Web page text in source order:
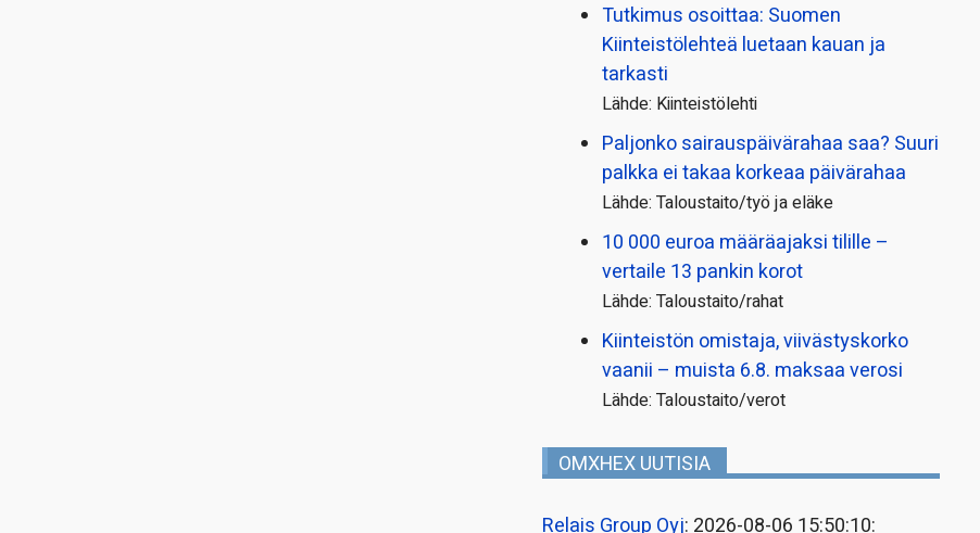
Tutkimus osoittaa: Suomen
Kiinteistölehteä luetaan kauan ja
tarkasti
Lähde: Kiinteistölehti
Paljonko sairauspäivä­rahaa saa? Suuri
palkka ei takaa korkeaa päivärahaa
Lähde: Taloustaito/työ ja eläke
10 000 euroa määräajaksi tilille –
vertaile 13 pankin korot
Lähde: Taloustaito/rahat
Kiinteistön omistaja, viivästyskorko
vaanii – muista 6.8. maksaa verosi
Lähde: Taloustaito/verot
OMXHEX UUTISIA
Relais Group Oyj: 2026-08-06 15:50:10: